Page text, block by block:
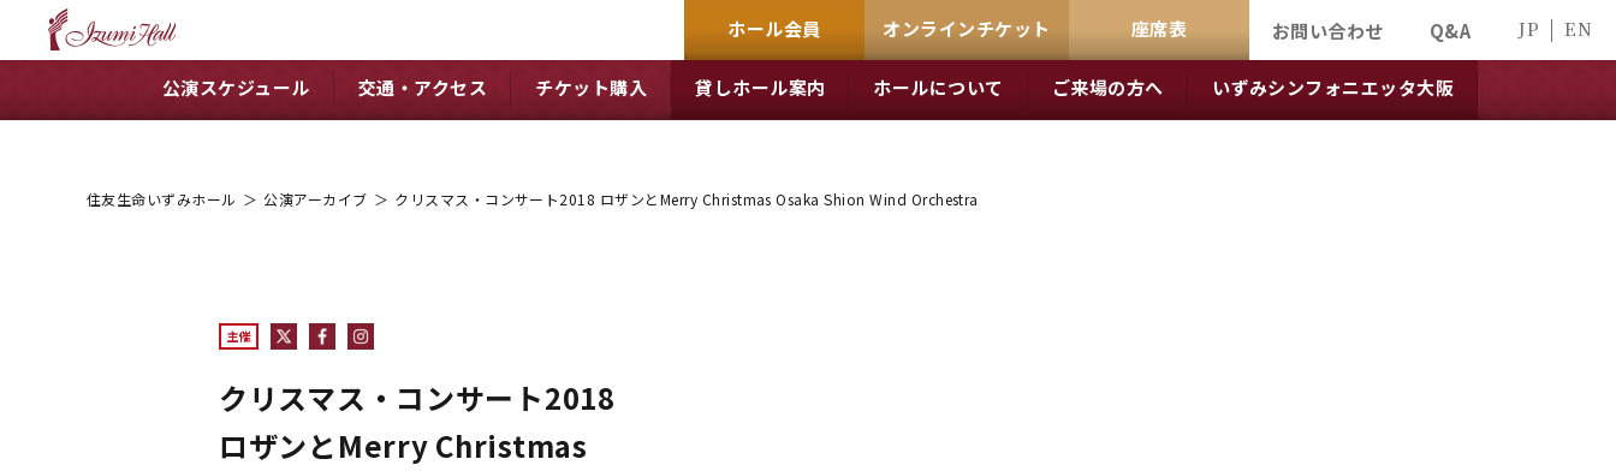
ホール会員 オンラインチケット 座席表 お問い合わせ Q&A JP EN
公演スケジュール 交通・アクセス チケット購入 貸しホール案内 ホールについて ご来場の方へ いずみシンフォニエッタ大阪
住友生命いずみホール ＞ 公演アーカイブ ＞ クリスマス・コンサート2018 ロザンとMerry Christmas Osaka Shion Wind Orchestra
主催
クリスマス・コンサート2018
ロザンとMerry Christmas